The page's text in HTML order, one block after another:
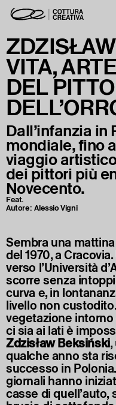
VITA,
DEL
Dall’infanzia
mondiale, fino
viaggio
dei pittori più
Novecento.
Feat.
Autore:Alessio Vigni
Sembra una
del 1970, a
verso l’Università
scorre senza
curva e, in
livello non
vegetazione
ci sia ai lati è
Zdzisław Beksiński
qualche anno sta
successo in
giornali hanno
casse di